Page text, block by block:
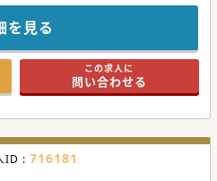
看取り対応が可能であれば、こ
わず幅広くご応募いただけま
コミュニケーションを図り、施
ただけるベテランの先生を歓迎
厳と生活リズムを大切にしなが
を実践できる大きな魅力がござ
た自立支援を通じて、地域高
非常に社会貢献度の高いお仕事
を見る
この求人に
問い合わせる
ID : 716181